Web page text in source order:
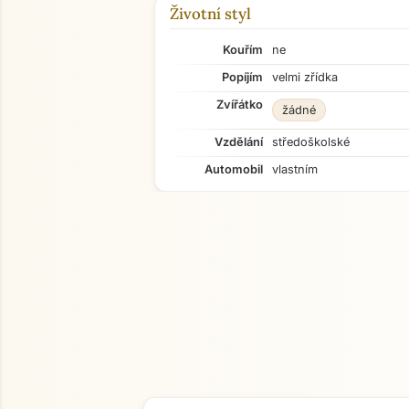
Životní styl
Kouřím
ne
Popíjím
velmi zřídka
Zvířátko
žádné
Vzdělání
středoškolské
Automobil
vlastním